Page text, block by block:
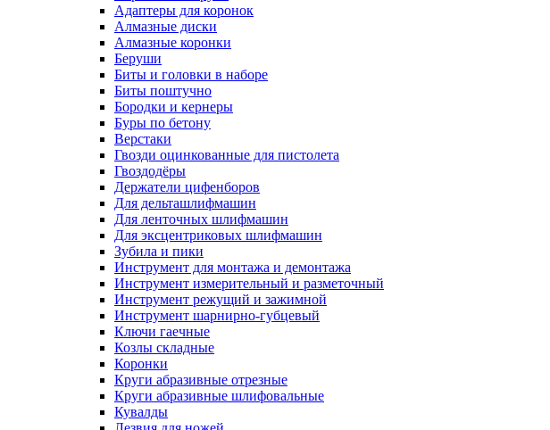
Адаптеры для коронок
Алмазные диски
Алмазные коронки
Беруши
Биты и головки в наборе
Биты поштучно
Бородки и кернеры
Буры по бетону
Верстаки
Гвозди оцинкованные для пистолета
Гвоздодёры
Держатели цифенборов
Для дельташлифмашин
Для ленточных шлифмашин
Для эксцентриковых шлифмашин
Зубила и пики
Инструмент для монтажа и демонтажа
Инструмент измерительный и разметочный
Инструмент режущий и зажимной
Инструмент шарнирно-губцевый
Ключи гаечные
Козлы складные
Коронки
Круги абразивные отрезные
Круги абразивные шлифовальные
Кувалды